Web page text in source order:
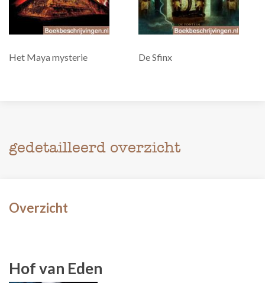
Het Maya mysterie De Sfinx
gedetailleerd overzicht
Overzicht
Hof van Eden